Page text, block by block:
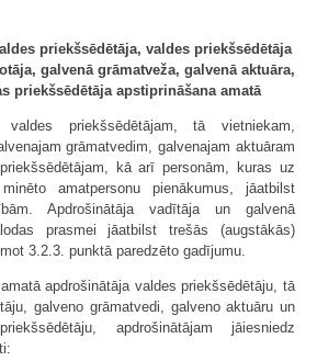
priekšsēdētāja, valdes priekšsēdētāja
galvenā grāmatveža, galvenā aktuāra,
priekšsēdētāja apstiprināšana amatā
valdes priekšsēdētājam, tā vietniekam,
grāmatvedim, galvenajam aktuāram
kā arī personām, kuras uz
amatpersonu pienākumus, jāatbilst
Apdrošinātāja vadītāja un galvenā
prasmei jāatbilst trešās (augstākās)
3.2.3. punktā paredzēto gadījumu.
apdrošinātāja valdes priekšsēdētāju, tā
galveno grāmatvedi, galveno aktuāru un
apdrošinātājam jāiesniedz